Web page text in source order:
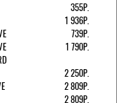
355Р.
1 936Р.
739Р.
1 790Р.
2 250Р.
2 809Р.
2 809Р.